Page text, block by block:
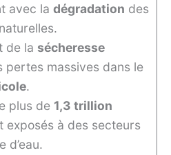
avec ladégradation des
de lasécheresse
pertes massives dans le
.
plus de 1,3 trillion
exposés à des secteurs
d’eau.